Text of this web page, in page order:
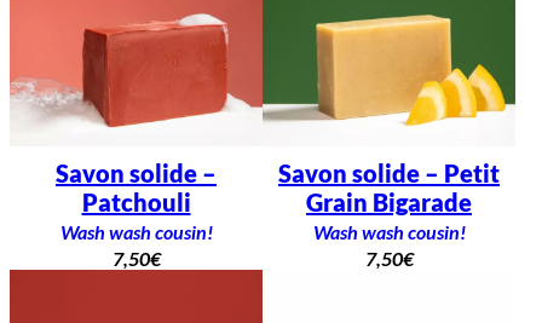
Savon solide –
Patchouli
Wash wash cousin!
7,50€
Savon solide – Petit
Grain Bigarade
Wash wash cousin!
7,50€